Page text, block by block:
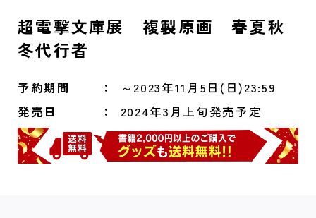
超電撃文庫展 複製原画 春夏秋
冬代行者
予約期間
～2023年11月5日(日)23:59
発売日
2024年3月上旬発売予定